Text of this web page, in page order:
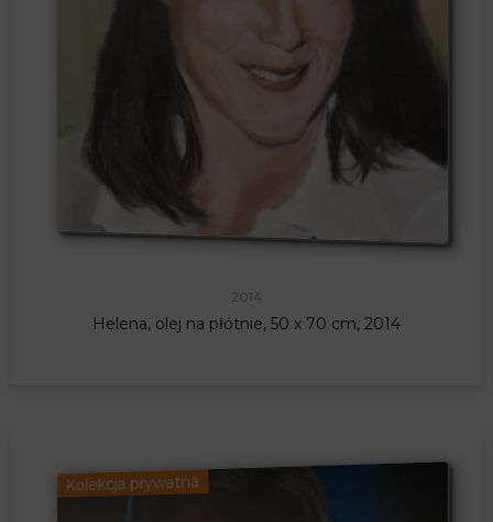
2014
Helena, olej na płótnie, 50 x 70 cm, 2014
Kolekcja prywatna